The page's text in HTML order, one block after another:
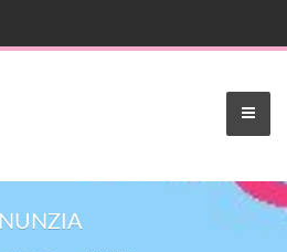
NUNZIA